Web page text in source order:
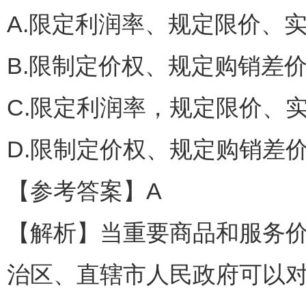
A.限定利润率、规定限价、
B.限制定价权、规定购销差
C.限定利润率，规定限价、
D.限制定价权、规定购销差
【参考答案】A
【解析】当重要商品和服务
治区、直辖市人民政府可以